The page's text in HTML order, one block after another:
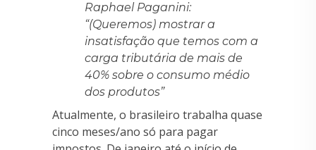
Raphael Paganini:
“(Queremos) mostrar a
insatisfação que temos com a
carga tributária de mais de
40% sobre o consumo médio
dos produtos”
Atualmente, o brasileiro trabalha quase
cinco meses/ano só para pagar